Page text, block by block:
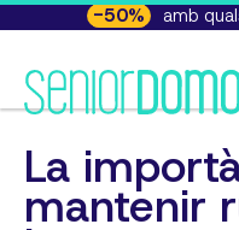
-50% amb
La
mantenir